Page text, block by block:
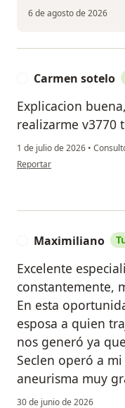
6 de agosto de 2026
Carmen sotelo
Explicacion
realizarme
1 de julio de 2026 •
en opinión del usuario
Reportar
Maximiliano
Excelente
constantemente,
En esta
esposa a quien
nos generó ya
Seclen operó a
aneurisma muy
30 de junio de 2026